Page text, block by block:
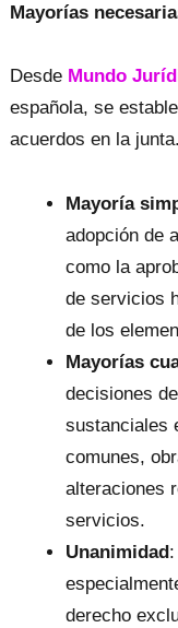
Mayorías
Desde Mundo
española, se
acuerdos en la
Mayoría
adopción de
como la
de servicios
de los
Mayorías
decisiones
sustanciales
comunes,
alteraciones
servicios.
Unanimidad
derecho